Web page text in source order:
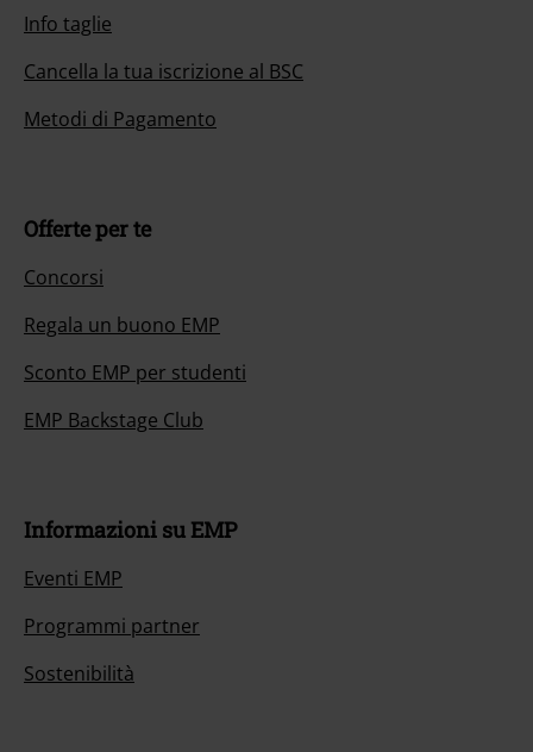
Info taglie
Cancella la tua iscrizione al BSC
Metodi di Pagamento
Offerte per te
Concorsi
Regala un buono EMP
Sconto EMP per studenti
EMP Backstage Club
Informazioni su EMP
Eventi EMP
Programmi partner
Sostenibilità